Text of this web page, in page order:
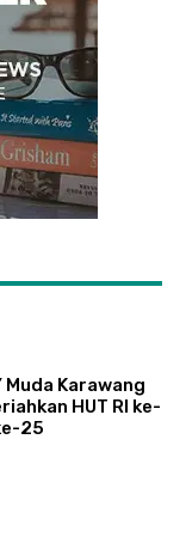
Karawang
HUT RI ke-
25